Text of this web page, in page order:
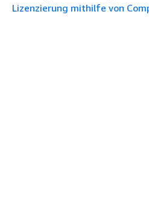
Lizenzierung mithilfe von